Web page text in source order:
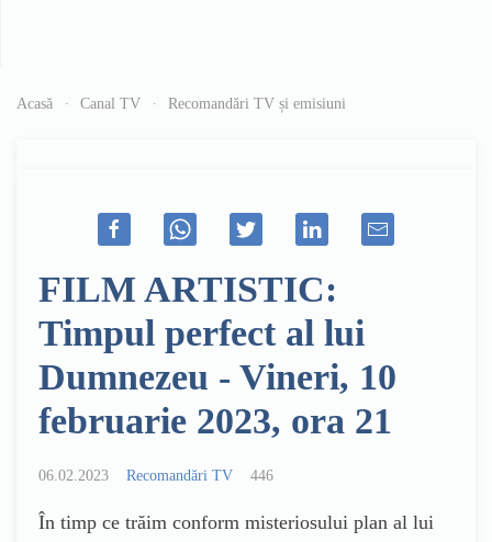
Acasă Canal TV Recomandări TV și emisiuni
FILM ARTISTIC:
Timpul perfect al lui
Dumnezeu - Vineri, 10
februarie 2023, ora 21
06.02.2023 Recomandări TV 446
În timp ce trăim conform misteriosului plan al lui